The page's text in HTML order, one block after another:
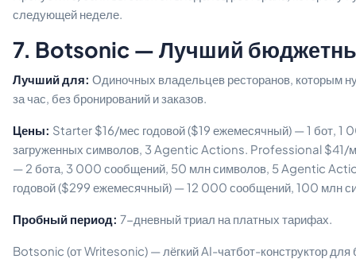
следующей неделе.
7. Botsonic — Лучший
Лучший для: Одиночных владельцев ресторанов, которым
за час, без бронирований и заказов.
Цены: Starter $16/мес годовой ($19 ежемесячный) — 1 бот, 1
загруженных символов, 3 Agentic Actions. Professional $41/
— 2 бота, 3 000 сообщений, 50 млн символов, 5 Agentic
годовой ($299 ежемесячный) — 12 000 сообщений, 100 млн
Пробный период: 7-дневный триал на платных тарифах.
Botsonic (от Writesonic) — лёгкий AI-чатбот-конструктор